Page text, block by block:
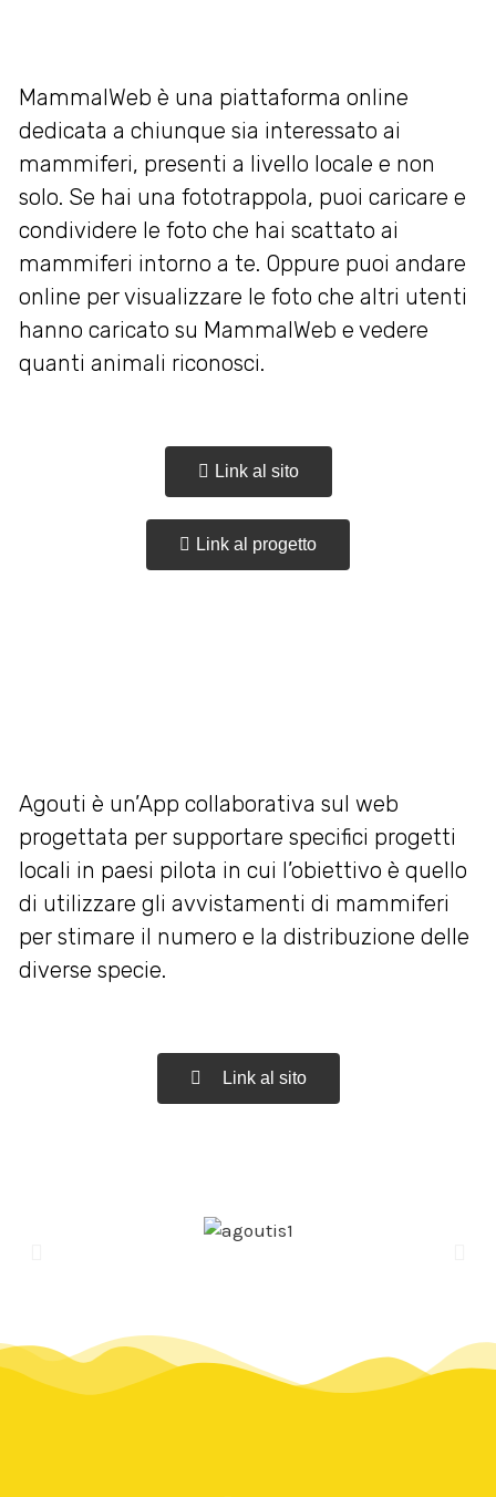
MammalWeb è una piattaforma online
dedicata a chiunque sia interessato ai
mammiferi, presenti a livello locale e non
solo. Se hai una fototrappola, puoi caricare e
condividere le foto che hai scattato ai
mammiferi intorno a te. Oppure puoi andare
online per visualizzare le foto che altri utenti
hanno caricato su MammalWeb e vedere
quanti animali riconosci.
Link al sito
Link al progetto
Agouti è un’App collaborativa sul web
progettata per supportare specifici progetti
locali in paesi pilota in cui l’obiettivo è quello
di utilizzare gli avvistamenti di mammiferi
per stimare il numero e la distribuzione delle
diverse specie.
Link al sito